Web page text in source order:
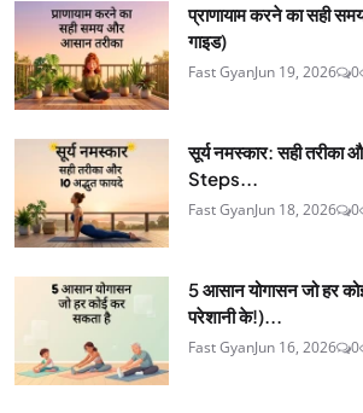
प्राणायाम करने का सही
गाइड)
Fast GyanJun 19, 2026 0
सूर्य नमस्कार: सही तरीका
Steps...
Fast GyanJun 18, 2026 0
5 आसान योगासन जो हर
परेशानी के!)...
Fast GyanJun 16, 2026 0